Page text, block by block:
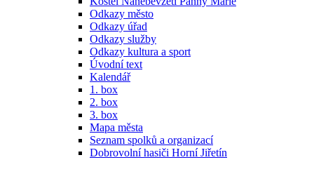
Odkazy město
Odkazy úřad
Odkazy služby
Odkazy kultura a sport
Úvodní text
Kalendář
1. box
2. box
3. box
Mapa města
Seznam spolků a organizací
Dobrovolní hasiči Horní Jiřetín